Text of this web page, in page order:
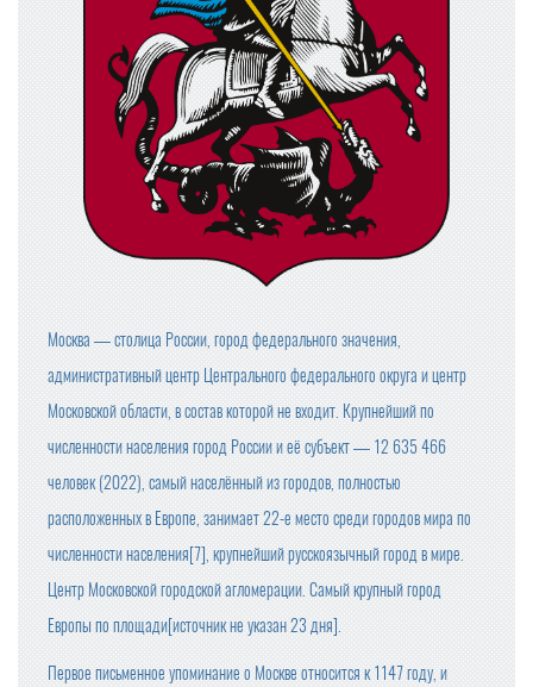
Москва — столица России, город федерального значения,
административный центр Центрального федерального округа и центр
Московской области, в состав которой не входит. Крупнейший по
численности населения город России и её субъект — 12 635 466
человек (2022), самый населённый из городов, полностью
расположенных в Европе, занимает 22-е место среди городов мира по
численности населения[7], крупнейший русскоязычный город в мире.
Центр Московской городской агломерации. Самый крупный город
Европы по площади[источник не указан 23 дня].
Первое письменное упоминание о Москве относится к 1147 году, и